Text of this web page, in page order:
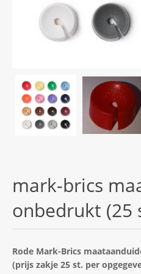
mark-brics
onbedrukt (25
Rode Mark-Brics
(prijs zakje 25 st. per